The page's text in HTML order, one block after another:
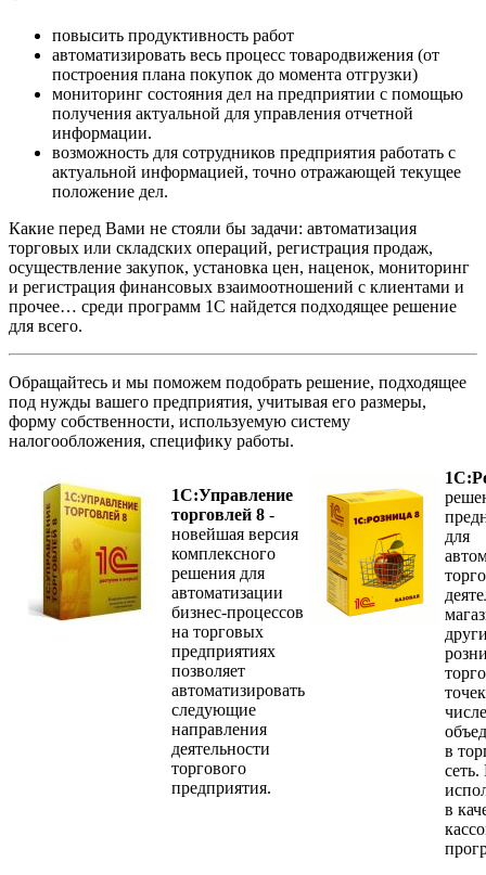
повысить продуктивность работ
автоматизировать весь процесс товародвижения (от
построения плана покупок до момента отгрузки)
мониторинг состояния дел на предприятии с помощью
получения актуальной для управления отчетной
информации.
возможность для сотрудников предприятия работать с
актуальной информацией, точно отражающей текущее
положение дел.
Какие перед Вами не стояли бы задачи: автоматизация
торговых или складских операций, регистрация продаж,
осуществление закупок, установка цен, наценок, мониторинг
и регистрация финансовых взаимоотношений с клиентами и
прочее… среди программ 1С найдется подходящее решение
для всего.
Обращайтесь и мы поможем подобрать решение, подходящее
под нужды вашего предприятия, учитывая его размеры,
форму собственности, используемую систему
налогообложения, специфику работы.
1С:Управление
торговлей 8 -
новейшая версия
комплексного
решения для
автоматизации
бизнес-процессов
на торговых
предприятиях
позволяет
автоматизировать
следующие
направления
деятельности
торгового
предприятия.
для
числе
в
в